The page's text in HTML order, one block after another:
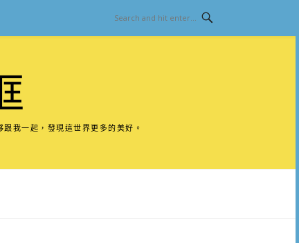
我一起，發現這世界更多的美好。